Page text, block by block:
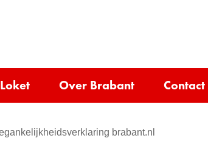
inhoud
Loket Over Brabant Contact
brabant.nl